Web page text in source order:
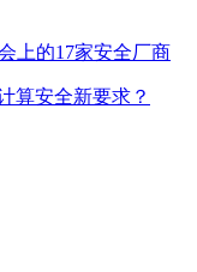
上的17家安全厂商
算安全新要求？